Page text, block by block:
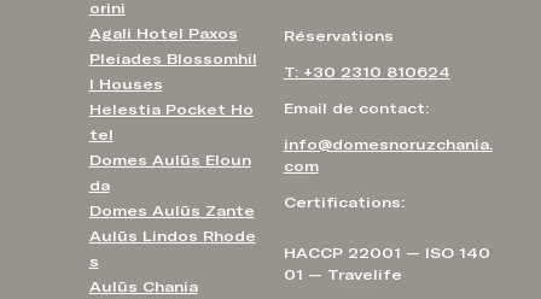
Réservations
T: +30 2310 810624
Email de contact:
info@domesnoruzchania.
com
Certifications:
HACCP 22001 — ISO 140
01 — Travelife
orini
Agali Hotel Paxos
Pleiades Blossomhil
l Houses
Helestia Pocket Ho
tel
Domes Aulūs Eloun
da
Domes Aulūs Zante
Aulūs Lindos Rhode
s
Aulūs Chania